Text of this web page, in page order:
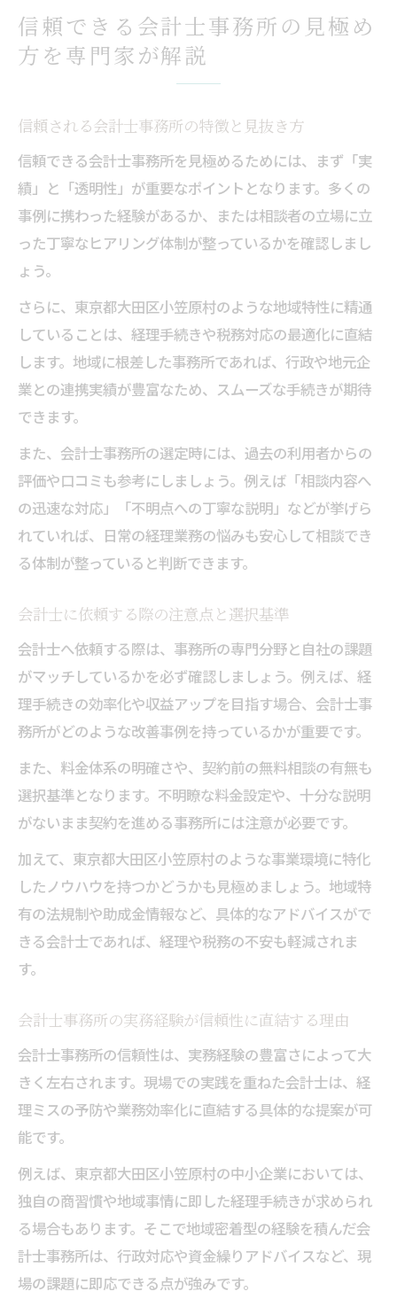
信頼できる会計士事務所の見極め
方を専門家が解説
信頼される会計士事務所の特徴と見抜き方
信頼できる会計士事務所を見極めるためには、まず「実
績」と「透明性」が重要なポイントとなります。多くの
事例に携わった経験があるか、または相談者の立場に立
った丁寧なヒアリング体制が整っているかを確認しまし
ょう。
さらに、東京都大田区小笠原村のような地域特性に精通
していることは、経理手続きや税務対応の最適化に直結
します。地域に根差した事務所であれば、行政や地元企
業との連携実績が豊富なため、スムーズな手続きが期待
できます。
また、会計士事務所の選定時には、過去の利用者からの
評価や口コミも参考にしましょう。例えば「相談内容へ
の迅速な対応」「不明点への丁寧な説明」などが挙げら
れていれば、日常の経理業務の悩みも安心して相談でき
る体制が整っていると判断できます。
会計士に依頼する際の注意点と選択基準
会計士へ依頼する際は、事務所の専門分野と自社の課題
がマッチしているかを必ず確認しましょう。例えば、経
理手続きの効率化や収益アップを目指す場合、会計士事
務所がどのような改善事例を持っているかが重要です。
また、料金体系の明確さや、契約前の無料相談の有無も
選択基準となります。不明瞭な料金設定や、十分な説明
がないまま契約を進める事務所には注意が必要です。
加えて、東京都大田区小笠原村のような事業環境に特化
したノウハウを持つかどうかも見極めましょう。地域特
有の法規制や助成金情報など、具体的なアドバイスがで
きる会計士であれば、経理や税務の不安も軽減されま
す。
会計士事務所の実務経験が信頼性に直結する理由
会計士事務所の信頼性は、実務経験の豊富さによって大
きく左右されます。現場での実践を重ねた会計士は、経
理ミスの予防や業務効率化に直結する具体的な提案が可
能です。
例えば、東京都大田区小笠原村の中小企業においては、
独自の商習慣や地域事情に即した経理手続きが求められ
る場合もあります。そこで地域密着型の経験を積んだ会
計士事務所は、行政対応や資金繰りアドバイスなど、現
場の課題に即応できる点が強みです。